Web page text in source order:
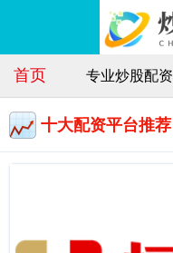
首页 专业炒股配资
十大配资平台推荐